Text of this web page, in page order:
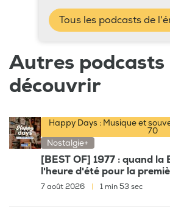
Tous les podcasts de
Autres podcasts
découvrir
Happy Days : Musique et
70
Nostalgie+
[BEST OF] 1977 : quand la
l'heure d'été pour la
7 août 2026 1 min 53 sec